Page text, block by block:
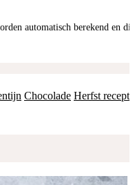
Chocolade Herfst